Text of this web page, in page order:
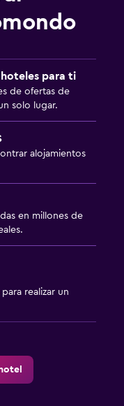
para ti
de ofertas de
solo lugar.
alojamientos
en millones de
para realizar un